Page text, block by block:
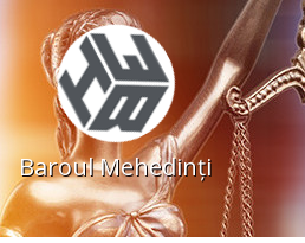
Baroul Mehedinţi